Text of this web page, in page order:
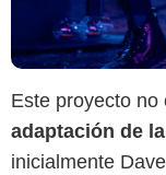
Este proyecto no
adaptación de
inicialmente